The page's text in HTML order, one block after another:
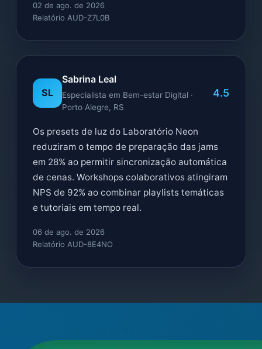
02 de ago. de 2026
Relatório AUD-Z7L0B
SL
Sabrina Leal
Especialista em Bem-estar Digital ·
Porto Alegre, RS
4.5
Os presets de luz do Laboratório Neon
reduziram o tempo de preparação das jams
em 28% ao permitir sincronização automática
de cenas. Workshops colaborativos atingiram
NPS de 92% ao combinar playlists temáticas
e tutoriais em tempo real.
06 de ago. de 2026
Relatório AUD-8E4NO